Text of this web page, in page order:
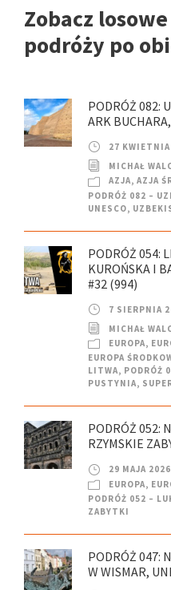
Zobacz
podróży po
PODRÓŻ 082:
ARK
27
MICHAŁ
AZJA, AZJA
PODRÓŻ 082 –
UNESCO,
PODRÓŻ 054:
KUROŃSKA I
#32 (994)
7 SIERPNIA
MICHAŁ
EUROPA,
EUROPA
LITWA, PODRÓŻ
PUSTYNIA,
PODRÓŻ 052:
RZYMSKIE
29 MAJA 2026
EUROPA,
PODRÓŻ 052 –
ZABYTKI
PODRÓŻ 047:
W WISMAR,